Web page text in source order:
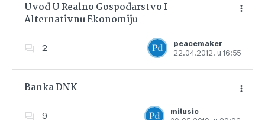
Uvod U Realno Gospodarstvo I
Alternativnu Ekonomiju
2
peacemaker
22.04.2012. u 16:55
Dodajte u favorite
Banka DNK
9
milusic